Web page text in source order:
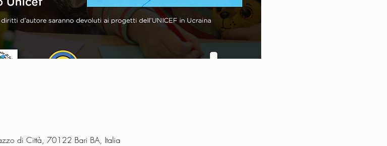
di Città, 70122 Bari BA, Italia